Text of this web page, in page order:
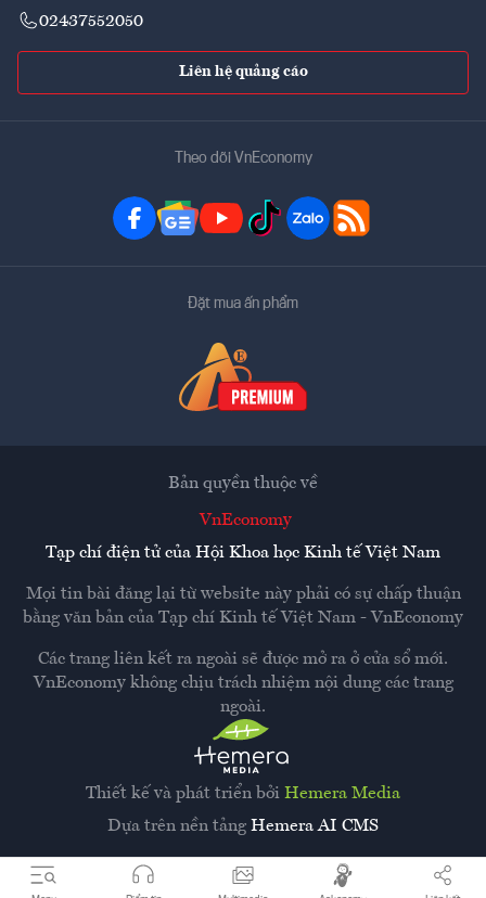
02437552050
Liên hệ quảng cáo
Theo dõi VnEconomy
Đặt mua ấn phẩm
Thiết kế và phát triển bởi Hemera Media
Dựa trên nền tảng Hemera AI CMS
Bản quyền thuộc về
VnEconomy
Tạp chí điện tử của Hội Khoa học Kinh tế Việt Nam
Mọi tin bài đăng lại từ website này phải có sự chấp thuận
bằng văn bản của Tạp chí Kinh tế Việt Nam - VnEconomy
Các trang liên kết ra ngoài sẽ được mở ra ở cửa sổ mới.
VnEconomy không chịu trách nhiệm nội dung các trang
ngoài.